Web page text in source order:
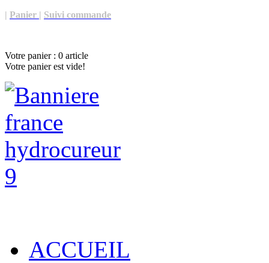
| Panier | Suivi commande
Votre panier : 0 article
Votre panier est vide!
ACCUEIL